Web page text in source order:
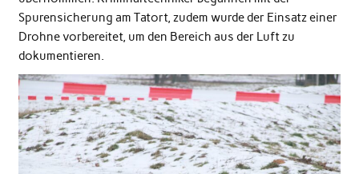
Spurensicherung am Tatort, zudem wurde der Einsatz einer
Drohne vorbereitet, um den Bereich aus der Luft zu
dokumentieren.